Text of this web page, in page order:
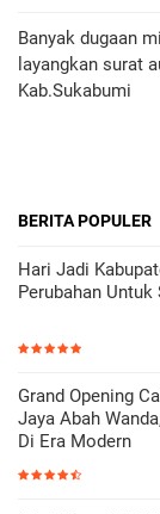
Banyak dugaan
layangkan surat
Kab.Sukabumi
BERITA POPULER
Hari Jadi
Perubahan
Grand Opening
Jaya Abah
Di Era Modern